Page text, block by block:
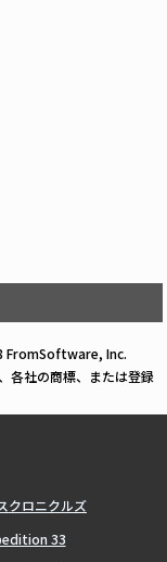
FromSoftware, Inc.
各社の商標、または登録
クロニクルズ
33